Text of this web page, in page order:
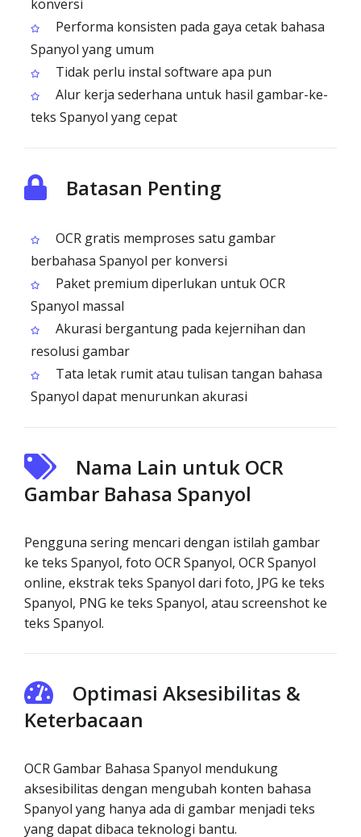
konversi
Performa konsisten pada gaya cetak bahasa
Spanyol yang umum
Tidak perlu instal software apa pun
Alur kerja sederhana untuk hasil gambar-ke-
teks Spanyol yang cepat
Batasan Penting
OCR gratis memproses satu gambar
berbahasa Spanyol per konversi
Paket premium diperlukan untuk OCR
Spanyol massal
Akurasi bergantung pada kejernihan dan
resolusi gambar
Tata letak rumit atau tulisan tangan bahasa
Spanyol dapat menurunkan akurasi
Nama Lain untuk OCR
Gambar Bahasa Spanyol
Pengguna sering mencari dengan istilah gambar
ke teks Spanyol, foto OCR Spanyol, OCR Spanyol
online, ekstrak teks Spanyol dari foto, JPG ke teks
Spanyol, PNG ke teks Spanyol, atau screenshot ke
teks Spanyol.
Optimasi Aksesibilitas &
Keterbacaan
OCR Gambar Bahasa Spanyol mendukung
aksesibilitas dengan mengubah konten bahasa
Spanyol yang hanya ada di gambar menjadi teks
yang dapat dibaca teknologi bantu.